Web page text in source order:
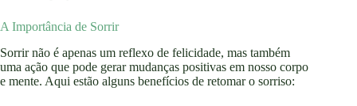
A Importância de Sorrir
Sorrir não é apenas um reflexo de felicidade, mas também
uma ação que pode gerar mudanças positivas em nosso corpo
e mente. Aqui estão alguns benefícios de retomar o sorriso: